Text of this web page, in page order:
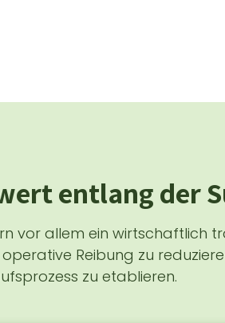
entlang der
vor allem ein wirtschaftlich
Reibung zu
zu etablieren.